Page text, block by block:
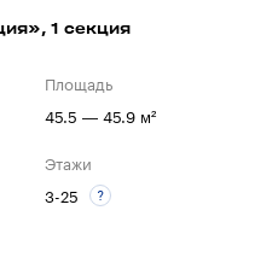
1 секция
Площадь
45.5 — 45.9 м²
Этажи
3-25